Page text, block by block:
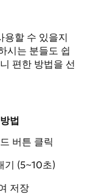
용할 수 있을지
시는 분들도 쉽
편한 방법을 선
법
버튼 클릭
기 (5~10초)
저장